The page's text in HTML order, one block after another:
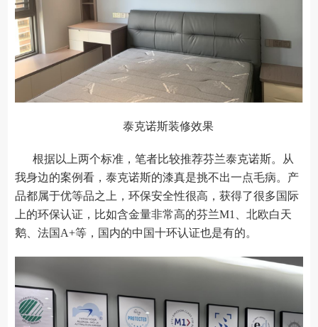
泰克诺斯装修效果
根据以上两个标准，笔者比较推荐芬兰泰克诺斯。从
我身边的案例看，泰克诺斯的漆真是挑不出一点毛病。产
品都属于优等品之上，环保安全性很高，获得了很多国际
上的环保认证，比如含金量非常高的芬兰M1、北欧白天
鹅、法国A+等，国内的中国十环认证也是有的。